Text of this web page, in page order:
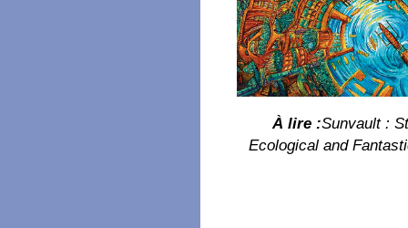
À lire :Sunvault :
Ecological and